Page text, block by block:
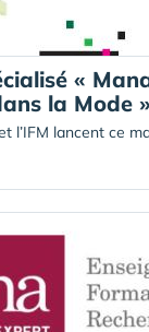
«
la Mode »
et l’IFM lancent ce